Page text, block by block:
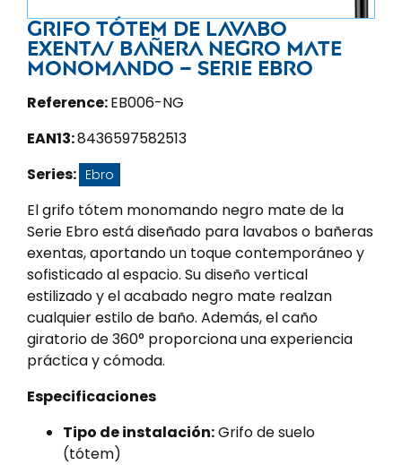
Grifo tótem de lavabo
exenta/ bañera negro mate
monomando – Serie Ebro
Reference:EB006-NG
EAN13:8436597582513
Series: Ebro
El grifo tótem monomando negro mate de la
Serie Ebro está diseñado para lavabos o bañeras
exentas, aportando un toque contemporáneo y
sofisticado al espacio. Su diseño vertical
estilizado y el acabado negro mate realzan
cualquier estilo de baño. Además, el caño
giratorio de 360° proporciona una experiencia
práctica y cómoda.
Especificaciones
Tipo de instalación:Grifo de suelo
(tótem)